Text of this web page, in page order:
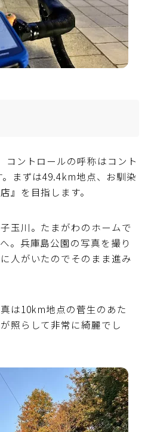
コントロールの呼称はコント
まずは49.4km地点、お馴染
』を目指します。
玉川。たまがわのホームで
。兵庫島公園の写真を撮り
人がいたのでそのまま進み
は10km地点の菅生のあた
照らして非常に綺麗でし